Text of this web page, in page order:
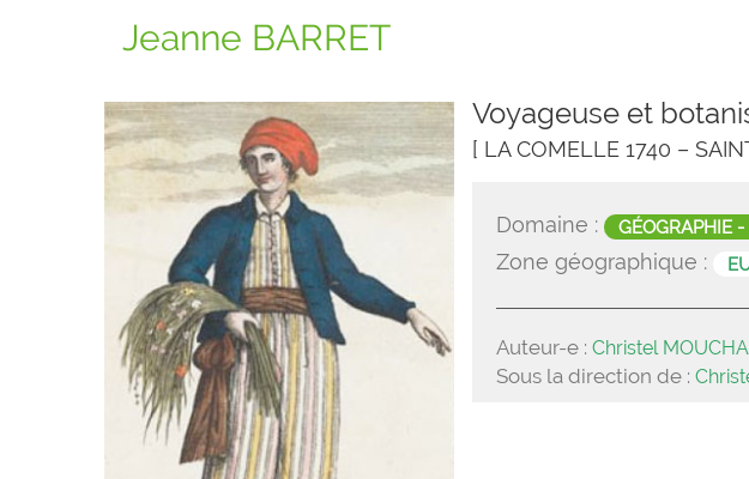
Jeanne BARRET
Voyageuse et
[ LA COMELLE 1740 –
Domaine : GÉOGRAPHIE
Zone géographique :
Auteur-e :Christel
Sous la direction de :